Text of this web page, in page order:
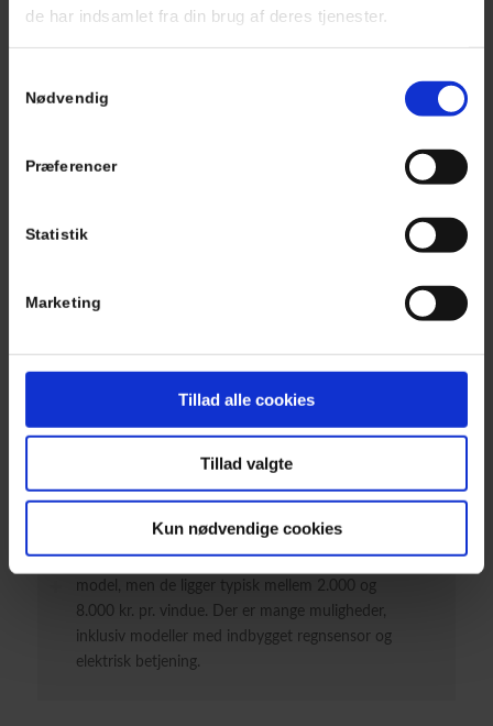
de har indsamlet fra din brug af deres tjenester.
Nødvendig
Præferencer
Statistik
Marketing
Tillad alle cookies
Tillad valgte
Kun nødvendige cookies
SPØRGSMÅL
Har du flere spørgsmål, kan du altid ringe eller skrive til
os.
Hvad koster VELUX vinduer?
Prisen på VELUX vinduer afhænger af størrelse og
model, men de ligger typisk mellem 2.000 og
8.000 kr. pr. vindue. Der er mange muligheder,
inklusiv modeller med indbygget regnsensor og
elektrisk betjening.